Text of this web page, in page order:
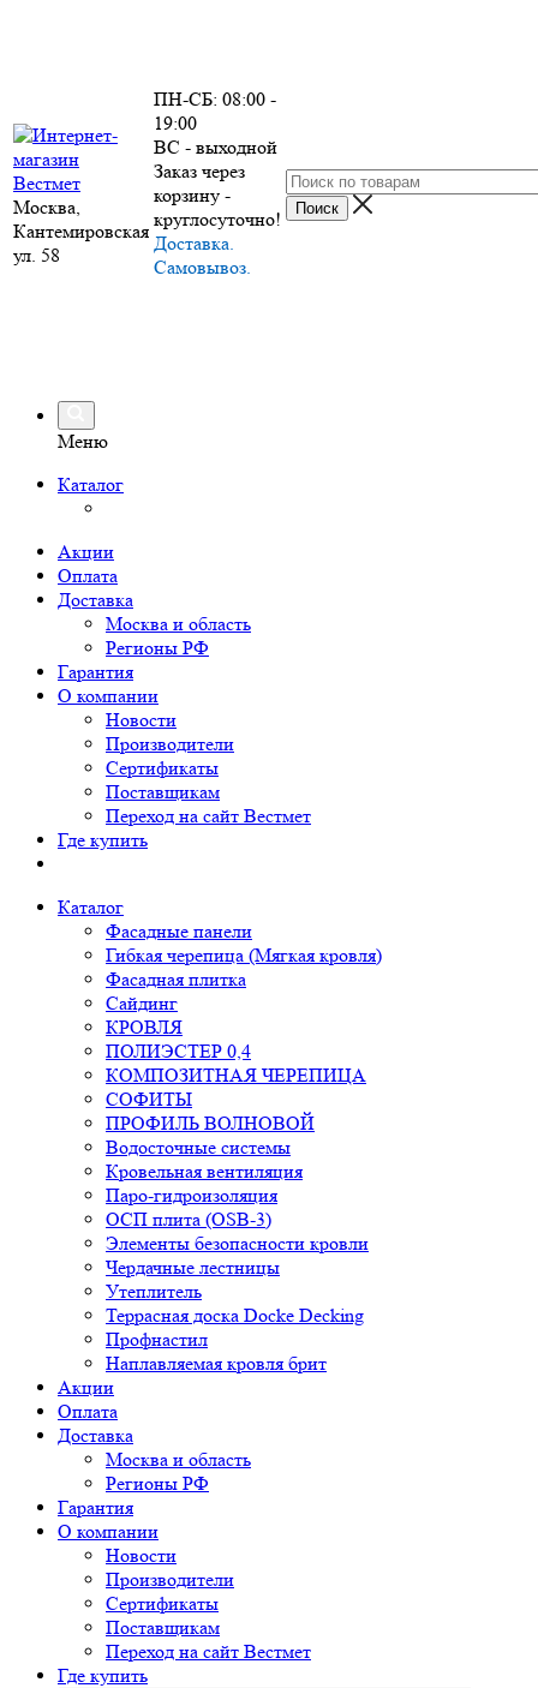
Москва,
Кантемировская
ул. 58
ПН-СБ: 08:00 -
19:00
ВС - выходной
Заказ через
корзину -
круглосуточно!
Доставка.
Самовывоз.
Меню
Каталог
Акции
Оплата
Доставка
Москва и область
Регионы РФ
Гарантия
О компании
Новости
Производители
Сертификаты
Поставщикам
Переход на сайт Вестмет
Где купить
Каталог
Фасадные панели
Гибкая черепица (Мягкая кровля)
Фасадная плитка
Сайдинг
КРОВЛЯ
ПОЛИЭСТЕР 0,4
КОМПОЗИТНАЯ ЧЕРЕПИЦА
СОФИТЫ
ПРОФИЛЬ ВОЛНОВОЙ
Водосточные системы
Кровельная вентиляция
Паро-гидроизоляция
ОСП плита (OSB-3)
Элементы безопасности кровли
Чердачные лестницы
Утеплитель
Террасная доска Docke Decking
Профнастил
Наплавляемая кровля брит
Акции
Оплата
Доставка
Москва и область
Регионы РФ
Гарантия
О компании
Новости
Производители
Сертификаты
Поставщикам
Переход на сайт Вестмет
Где купить